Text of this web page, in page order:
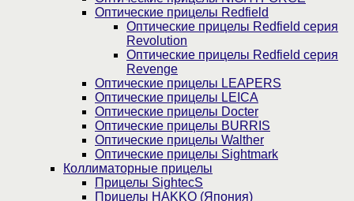
Оптические прицелы Redfield
Оптические прицелы Redfield серия
Revolution
Оптические прицелы Redfield серия
Revenge
Оптические прицелы LEAPERS
Оптические прицелы LEICA
Оптические прицелы Docter
Оптические прицелы BURRIS
Оптические прицелы Walther
Оптические прицелы Sightmark
Коллиматорные прицелы
Прицелы SightecS
Прицелы HAKKO (Япония)